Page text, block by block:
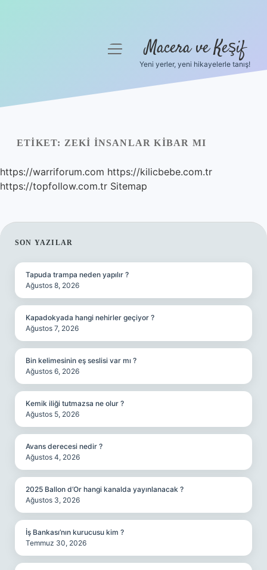
Yasal Uyarı
Hakkımızda
menüyüMacera ve Keşif
Yeni yerler, yeni hikayelerle tanış!
ETIKET: ZEKI INSANLAR KIBAR MI
https://warriforum.com https://kilicbebe.com.tr
https://topfollow.com.tr Sitemap
SIDEBAR
SON YAZILAR
Tapuda trampa neden yapılır ?
Ağustos 8, 2026
Kapadokyada hangi nehirler geçiyor ?
Ağustos 7, 2026
Bin kelimesinin eş seslisi var mı ?
Ağustos 6, 2026
Kemik iliği tutmazsa ne olur ?
Ağustos 5, 2026
Avans derecesi nedir ?
Ağustos 4, 2026
2025 Ballon d’Or hangi kanalda yayınlanacak ?
Ağustos 3, 2026
İş Bankası’nın kurucusu kim ?
Temmuz 30, 2026